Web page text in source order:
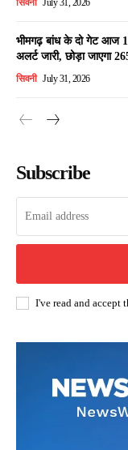
सिवनी July 31, 2026
भीमगढ़ बांध के दो गेट आज
अलर्ट जारी, छोड़ा जाएगा
सिवनी July 31, 2026
Subscribe
I've read and accept